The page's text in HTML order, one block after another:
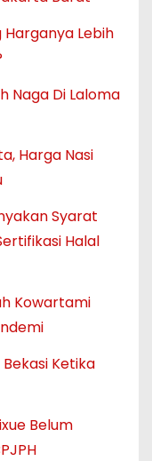
Lebih
Naga Di Laloma
Harga Nasi
Syarat
Halal
Kowartami
Ketika
Belum